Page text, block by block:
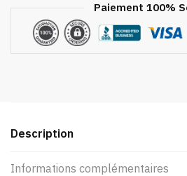
Paiement 100%
Description
Informations complémentaires